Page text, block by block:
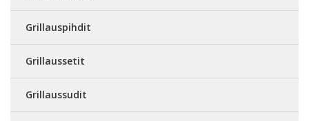
Grillauspihdit
Grillaussetit
Grillaussudit